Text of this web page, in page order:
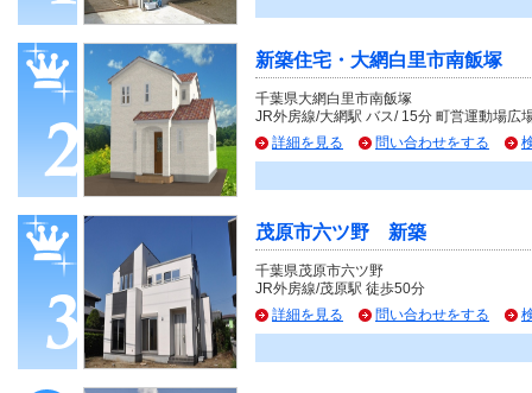
新築住宅・大網白里市南飯塚
千葉県大網白里市南飯塚
JR外房線/大網駅 バス/ 15分 町営運動場広
詳細を見る
問い合わせをする
茂原市六ツ野 新築
千葉県茂原市六ツ野
JR外房線/茂原駅 徒歩50分
詳細を見る
問い合わせをする